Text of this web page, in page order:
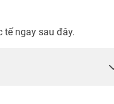
tế ngay sau đây.